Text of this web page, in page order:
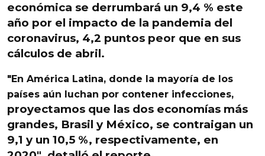
económica se derrumbará un 9,4 % este
año por el impacto de la pandemia del
coronavirus, 4,2 puntos peor que en sus
cálculos de abril.
"En América Latina, donde la mayoría de los
países aún luchan por contener infecciones,
proyectamos que las dos economías más
grandes, Brasil y México, se contraigan un
9,1 y un 10,5 %, respectivamente, en